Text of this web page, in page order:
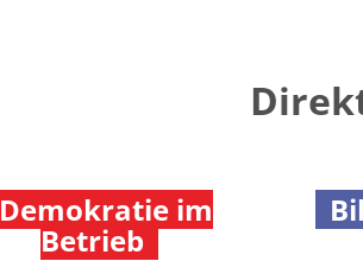
Demokratie im
Betrieb